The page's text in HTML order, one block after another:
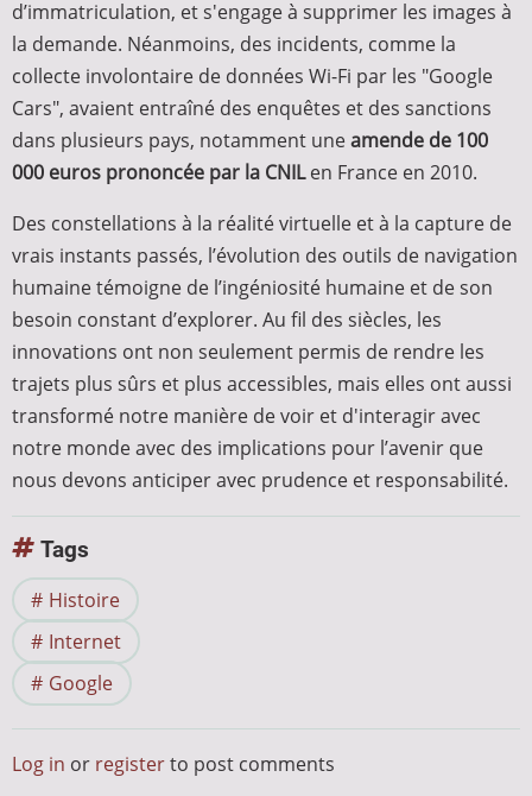
d’immatriculation, et s'engage à supprimer les images à
la demande. Néanmoins, des incidents, comme la
collecte involontaire de données Wi-Fi par les "Google
Cars", avaient entraîné des enquêtes et des sanctions
dans plusieurs pays, notamment uneamende de 100
000 euros prononcée par la CNILen France en 2010.
Des constellations à la réalité virtuelle et à la capture de
vrais instants passés, l’évolution des outils de navigation
humaine témoigne de l’ingéniosité humaine et de son
besoin constant d’explorer. Au fil des siècles, les
innovations ont non seulement permis de rendre les
trajets plus sûrs et plus accessibles, mais elles ont aussi
transformé notre manière de voir et d'interagir avec
notre monde avec des implications pour l’avenir que
nous devons anticiper avec prudence et responsabilité.
Tags
Histoire
Internet
Google
Log in or registerto post comments